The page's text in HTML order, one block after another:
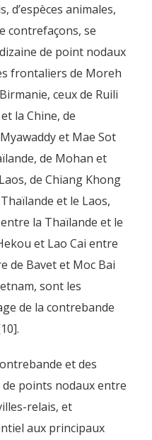
d’espèces animales,
contrefaçons, se
de point nodaux
frontaliers de Moreh
ceux de Ruili
la Chine, de
et Mae Sot
de Mohan et
de Chiang Khong
et le Laos,
la Thaïlande et le
et Lao Cai entre
de Bavet et Moc Bai
sont les
de la contrebande
et des
points nodaux entre
relais, et
aux principaux